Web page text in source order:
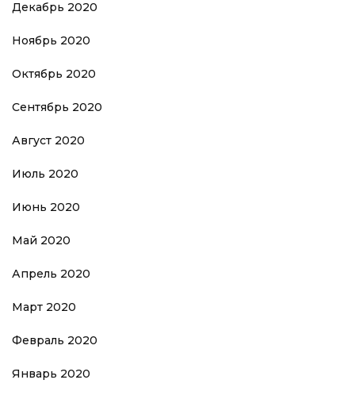
Декабрь 2020
Ноябрь 2020
Октябрь 2020
Сентябрь 2020
Август 2020
Июль 2020
Июнь 2020
Май 2020
Апрель 2020
Март 2020
Февраль 2020
Январь 2020